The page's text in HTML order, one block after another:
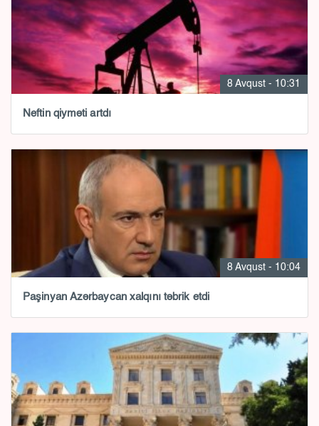
8 Avqust - 10:31
Neftin qiyməti artdı
8 Avqust - 10:04
Paşinyan Azərbaycan xalqını təbrik etdi